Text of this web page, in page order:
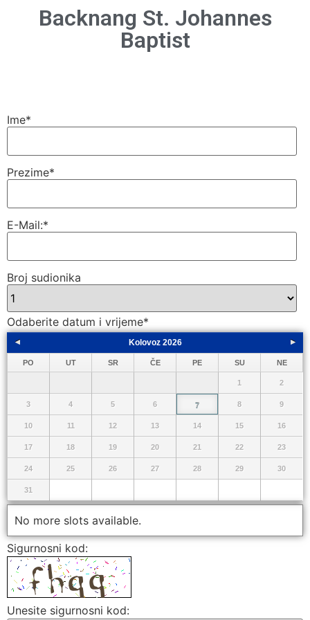
Backnang St. Johannes
Baptist
Ime*
Prezime*
E-Mail:*
Broj sudionika
Odaberite datum i vrijeme*
Kolovoz 2026
PO UT SR ČE PE SU NE
1 2
3 4 5 6 7 8 9
10 11 12 13 14 15 16
17 18 19 20 21 22 23
24 25 26 27 28 29 30
31
No more slots available.
Sigurnosni kod:
Unesite sigurnosni kod: